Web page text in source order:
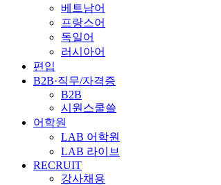
베트남어
프랑스어
독일어
러시아어
편입
B2B·직무/자격증
B2B
시원스쿨쓸
어학원
LAB 어학원
LAB 라이브
RECRUIT
강사채용